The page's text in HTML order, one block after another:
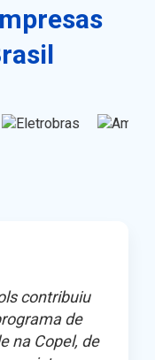
contribuiu
de
na Copel, de